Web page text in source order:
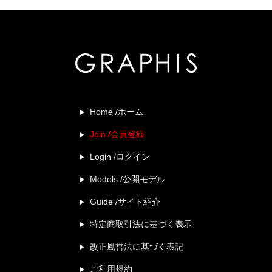
Home /ホーム
Join /会員登録
Login /ログイン
Models /公開モデル
Guide /サイト紹介
特定商取引法に基づく表示
改正風営法に基づく表記
ご利用規約